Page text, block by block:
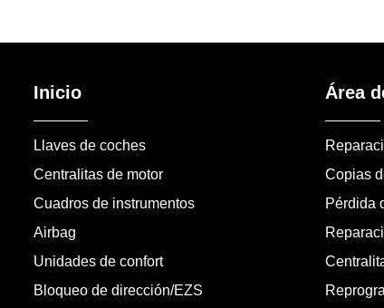
Inicio
Llaves de coches
Centralitas de motor
Cuadros de instrumentos
Airbag
Unidades de confort
Bloqueo de dirección/EZS
Área
Copias
Pérdida